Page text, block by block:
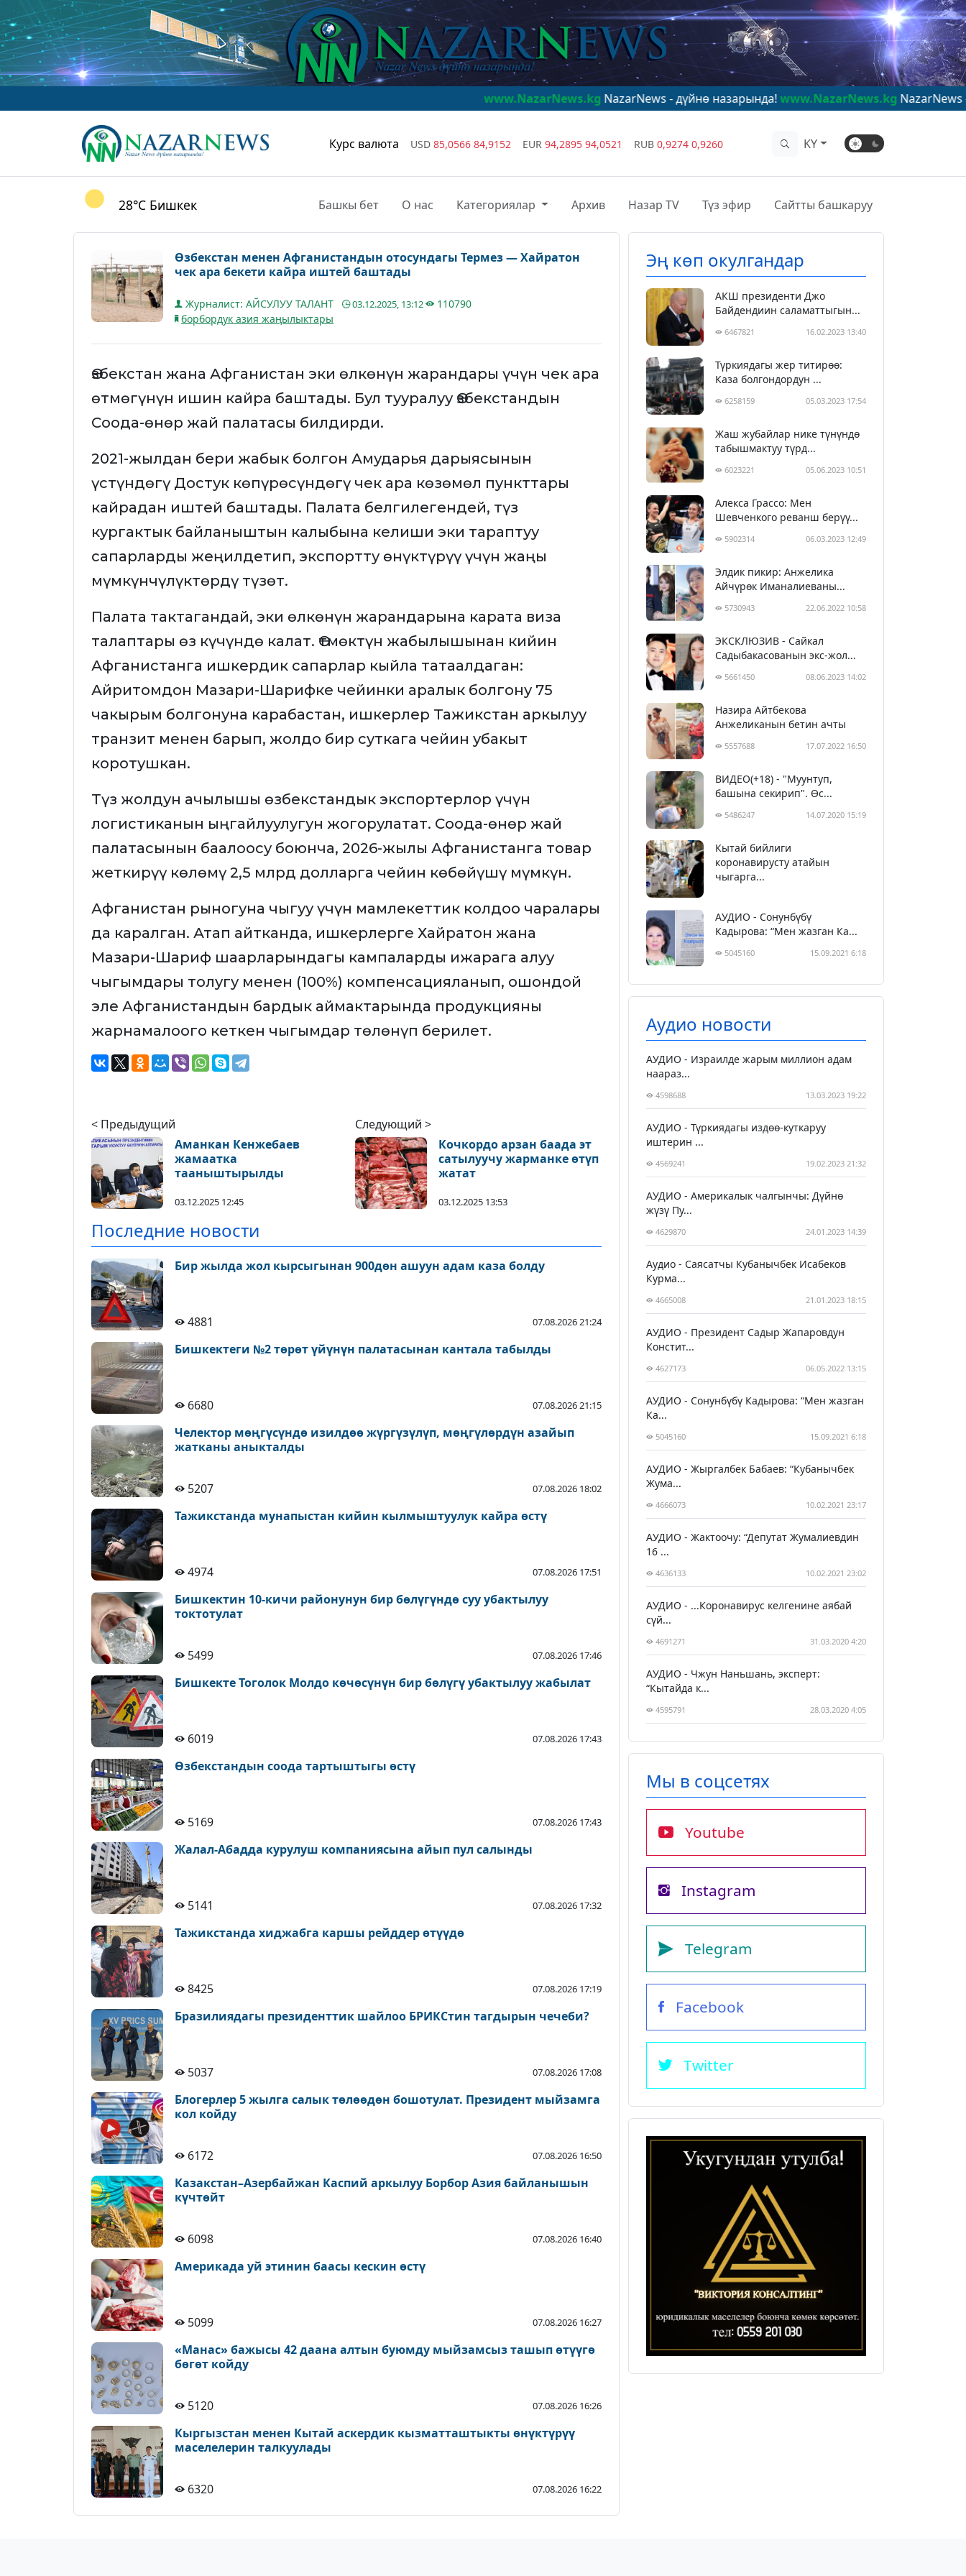
www.NazarNews.kgNazarNews - дүйнө назарында!www.NazarNews.kgNazarNews - в центре
Курс валюта USD 85,0566 84,9152 EUR 94,2895 94,0521 RUB 0,9274 0,9260 KY
28°C Бишкек Башкы бет О нас Категориялар Архив Назар TV Түз эфир Сайтты башкаруу
Өзбекстан менен Афганистандын отосундагы Термез — Хайратон
чек ара бекети кайра иштей баштады
Журналист: АЙСУЛУУ ТАЛАНТ 03.12.2025, 13:12
110790
борбордук азия жаңылыктары
Өзбекстан жана Афганистан эки өлкөнүн жарандары үчүн чек ара
өтмөгүнүн ишин кайра баштады. Бул тууралуу Өзбекстандын
Соода-өнөр жай палатасы билдирди.
2021-жылдан бери жабык болгон Амударья дарыясынын
үстүндөгү Достук көпүрөсүндөгү чек ара көзөмөл пункттары
кайрадан иштей баштады. Палата белгилегендей, түз
кургактык байланыштын калыбына келиши эки тараптуу
сапарларды жеңилдетип, экспортту өнүктүрүү үчүн жаңы
мүмкүнчүлүктөрдү түзөт.
Палата тактагандай, эки өлкөнүн жарандарына карата виза
талаптары өз күчүндө калат. Өтмөктүн жабылышынан кийин
Афганистанга ишкердик сапарлар кыйла татаалдаган:
Айритомдон Мазари-Шарифке чейинки аралык болгону 75
чакырым болгонуна карабастан, ишкерлер Тажикстан аркылуу
транзит менен барып, жолдо бир суткага чейин убакыт
коротушкан.
Түз жолдун ачылышы өзбекстандык экспортерлор үчүн
логистиканын ыңгайлуулугун жогорулатат. Соода-өнөр жай
палатасынын баалоосу боюнча, 2026-жылы Афганистанга товар
жеткирүү көлөмү 2,5 млрд долларга чейин көбөйүшү мүмкүн.
Афганистан рыногуна чыгуу үчүн мамлекеттик колдоо чаралары
да каралган. Атап айтканда, ишкерлерге Хайратон жана
Мазари-Шариф шаарларындагы кампаларды ижарага алуу
чыгымдары толугу менен (100%) компенсацияланып, ошондой
эле Афганистандын бардык аймактарында продукцияны
жарнамалоого кеткен чыгымдар төлөнүп берилет.
< Предыдущий
Аманкан Кенжебаев
жамаатка
тааныштырылды
03.12.2025 12:45
Следующий >
Кочкордо арзан баада эт
сатылуучу жарманке өтүп
жатат
03.12.2025 13:53
Последние новости
Бир жылда жол кырсыгынан 900дөн ашуун адам каза болду
4881 07.08.2026 21:24
Бишкектеги №2 төрөт үйүнүн палатасынан кантала табылды
6680 07.08.2026 21:15
Челектор мөңгүсүндө изилдөө жүргүзүлүп, мөңгүлөрдүн азайып
жатканы аныкталды
5207 07.08.2026 18:02
Тажикстанда мунапыстан кийин кылмыштуулук кайра өстү
4974 07.08.2026 17:51
Бишкектин 10-кичи районунун бир бөлүгүндө суу убактылуу
токтотулат
5499 07.08.2026 17:46
Бишкекте Тоголок Молдо көчөсүнүн бир бөлүгү убактылуу жабылат
6019 07.08.2026 17:43
Өзбекстандын соода тартыштыгы өстү
5169 07.08.2026 17:43
Жалал-Абадда курулуш компаниясына айып пул салынды
5141 07.08.2026 17:32
Тажикстанда хиджабга каршы рейддер өтүүдө
8425 07.08.2026 17:19
Бразилиядагы президенттик шайлоо БРИКСтин тагдырын чечеби?
5037 07.08.2026 17:08
Блогерлер 5 жылга салык төлөөдөн бошотулат. Президент мыйзамга
кол койду
6172 07.08.2026 16:50
Казакстан–Азербайжан Каспий аркылуу Борбор Азия байланышын
күчтөйт
6098 07.08.2026 16:40
Америкада уй этинин баасы кескин өстү
5099 07.08.2026 16:27
«Манас» бажысы 42 даана алтын буюмду мыйзамсыз ташып өтүүгө
бөгөт койду
5120 07.08.2026 16:26
Кыргызстан менен Кытай аскердик кызматташтыкты өнүктүрүү
маселелерин талкуулады
6320 07.08.2026 16:22
Эң көп окулгандар
АКШ президенти Джо
Байдендиин саламаттыгын...
6467821 16.02.2023 13:40
Түркиядагы жер титирөө:
Каза болгондордун ...
6258159 05.03.2023 17:54
Жаш жубайлар нике түнүндө
табышмактуу түрд...
6023221 05.06.2023 10:51
Алекса Грассо: Мен
Шевченкого реванш берүү...
5902314 06.03.2023 12:49
Элдик пикир: Анжелика
Айчүрөк Иманалиеваны...
5730943 22.06.2022 10:58
ЭКСКЛЮЗИВ - Сайкал
Садыбакасованын экс-жол...
5661450 08.06.2023 14:02
Назира Айтбекова
Анжеликанын бетин ачты
5557688 17.07.2022 16:50
ВИДЕО(+18) - "Муунтуп,
башына секирип". Өс...
5486247 14.07.2020 15:19
Кытай бийлиги
коронавирусту атайын
чыгарга...
АУДИО - Сонунбүбү
Кадырова: “Мен жазган Ка...
5045160 15.09.2021 6:18
Аудио новости
АУДИО - Израилде жарым миллион адам
наараз...
4598688 13.03.2023 19:22
АУДИО - Түркиядагы издөө-куткаруу
иштерин ...
4569241 19.02.2023 21:32
АУДИО - Америкалык чалгынчы: Дүйнө
жүзү Пу...
4629870 24.01.2023 14:39
Аудио - Саясатчы Кубанычбек Исабеков
Курма...
4665008 21.01.2023 18:15
АУДИО - Президент Садыр Жапаровдун
Констит...
4627173 06.05.2022 13:15
АУДИО - Сонунбүбү Кадырова: “Мен жазган
Ка...
5045160 15.09.2021 6:18
АУДИО - Жыргалбек Бабаев: “Кубанычбек
Жума...
4666073 10.02.2021 23:17
АУДИО - Жактоочу: “Депутат Жумалиевдин
16 ...
4636133 10.02.2021 23:02
АУДИО - ...Коронавирус келгенине аябай
сүй...
4691271 31.03.2020 4:20
АУДИО - Чжун Наньшань, эксперт:
“Кытайда к...
4595791 28.03.2020 4:05
Мы в соцсетях
Youtube
Instagram
Telegram
Facebook
Twitter